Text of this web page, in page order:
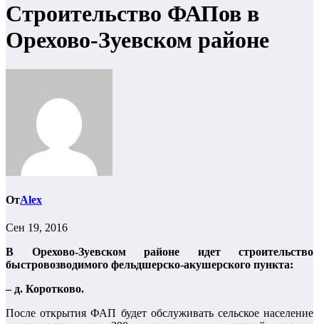
Строительство ФАПов в
Орехово-Зуевском районе
ОтAlex
Сен 19, 2016
В Орехово-Зуевском районе идет строительство
быстровозводимого фельдшерско-акушерского пункта:
– д. Коротково.
После открытия ФАП будет обслуживать сельское население